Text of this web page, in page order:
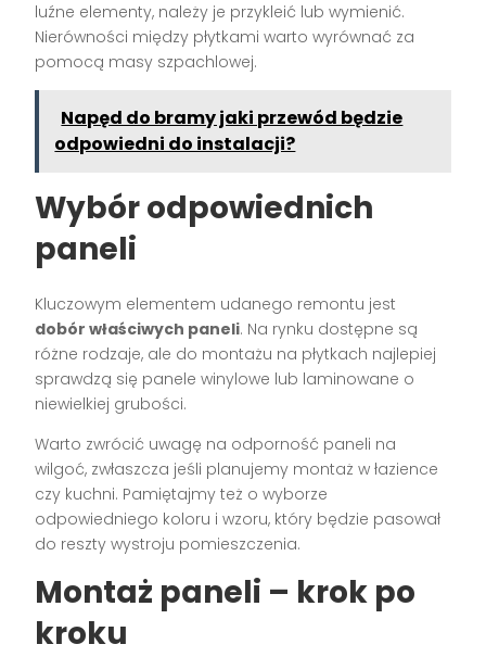
luźne elementy, należy je przykleić lub wymienić.
Nierówności między płytkami warto wyrównać za
pomocą masy szpachlowej.
Napęd do bramy jaki przewód będzie
odpowiedni do instalacji?
Wybór odpowiednich
paneli
Kluczowym elementem udanego remontu jest
dobór właściwych paneli. Na rynku dostępne są
różne rodzaje, ale do montażu na płytkach najlepiej
sprawdzą się panele winylowe lub laminowane o
niewielkiej grubości.
Warto zwrócić uwagę na odporność paneli na
wilgoć, zwłaszcza jeśli planujemy montaż w łazience
czy kuchni. Pamiętajmy też o wyborze
odpowiedniego koloru i wzoru, który będzie pasował
do reszty wystroju pomieszczenia.
Montaż paneli – krok po
kroku